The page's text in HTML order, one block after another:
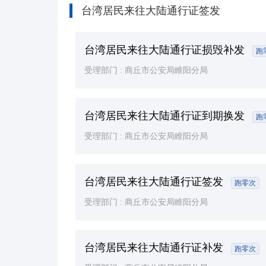
台湾居民来往大陆通行证签发
台湾居民来往大陆通行证损毁补发 跑
受理部门 : 商丘市公安局睢阳分局
台湾居民来往大陆通行证到期换发 跑
受理部门 : 商丘市公安局睢阳分局
台湾居民来往大陆通行证签发 跑零次
受理部门 : 商丘市公安局睢阳分局
台湾居民来往大陆通行证补发 跑零次